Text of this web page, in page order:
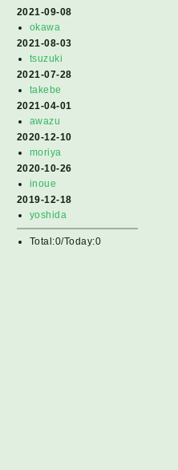
2021-09-08
okawa
2021-08-03
tsuzuki
2021-07-28
takebe
2021-04-01
awazu
2020-12-10
moriya
2020-10-26
inoue
2019-12-18
yoshida
Total:0/Today:0